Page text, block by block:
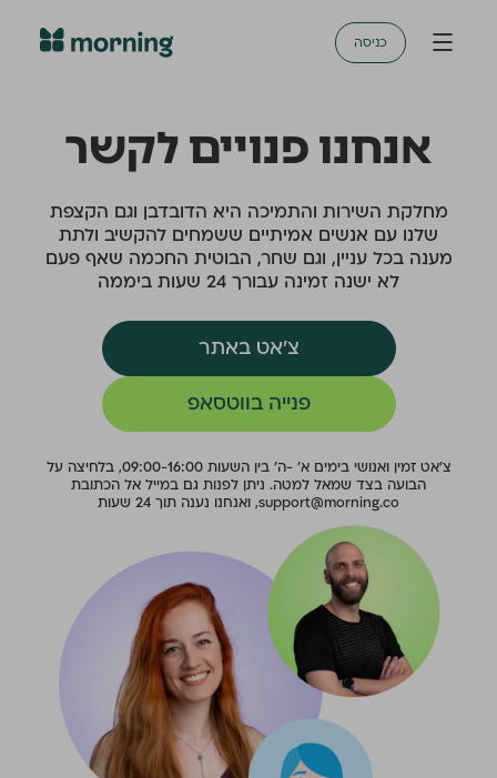
כניסה
אנחנו פנויים לקשר
מחלקת השירות והתמיכה היא הדובדבן וגם הקצפת
שלנו עם אנשים אמיתיים ששמחים להקשיב ולתת
מענה בכל עניין, וגם שחר, הבוטית החכמה שאף פעם
לא ישנה זמינה עבורך 24 שעות ביממה
צ׳אט באתר
פנייה בווטסאפ
צ׳אט זמין ואנושי בימים א׳ -ה׳ בין השעות 09:00-16:00, בלחיצה על
הבועה בצד שמאל למטה. ניתן לפנות גם במייל אל הכתובת
support@morning.co, ואנחנו נענה תוך 24 שעות